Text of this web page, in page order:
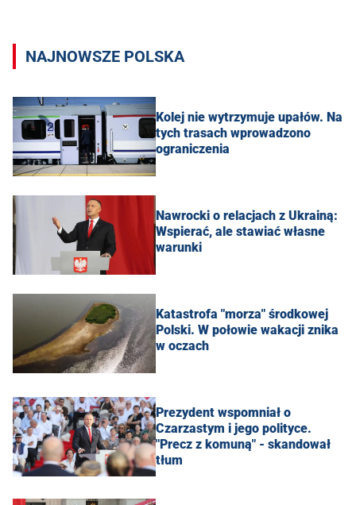
NAJNOWSZE POLSKA
Kolej nie wytrzymuje upałów. Na
tych trasach wprowadzono
ograniczenia
Nawrocki o relacjach z Ukrainą:
Wspierać, ale stawiać własne
warunki
Katastrofa "morza" środkowej
Polski. W połowie wakacji znika
w oczach
Prezydent wspomniał o
Czarzastym i jego polityce.
"Precz z komuną" - skandował
tłum